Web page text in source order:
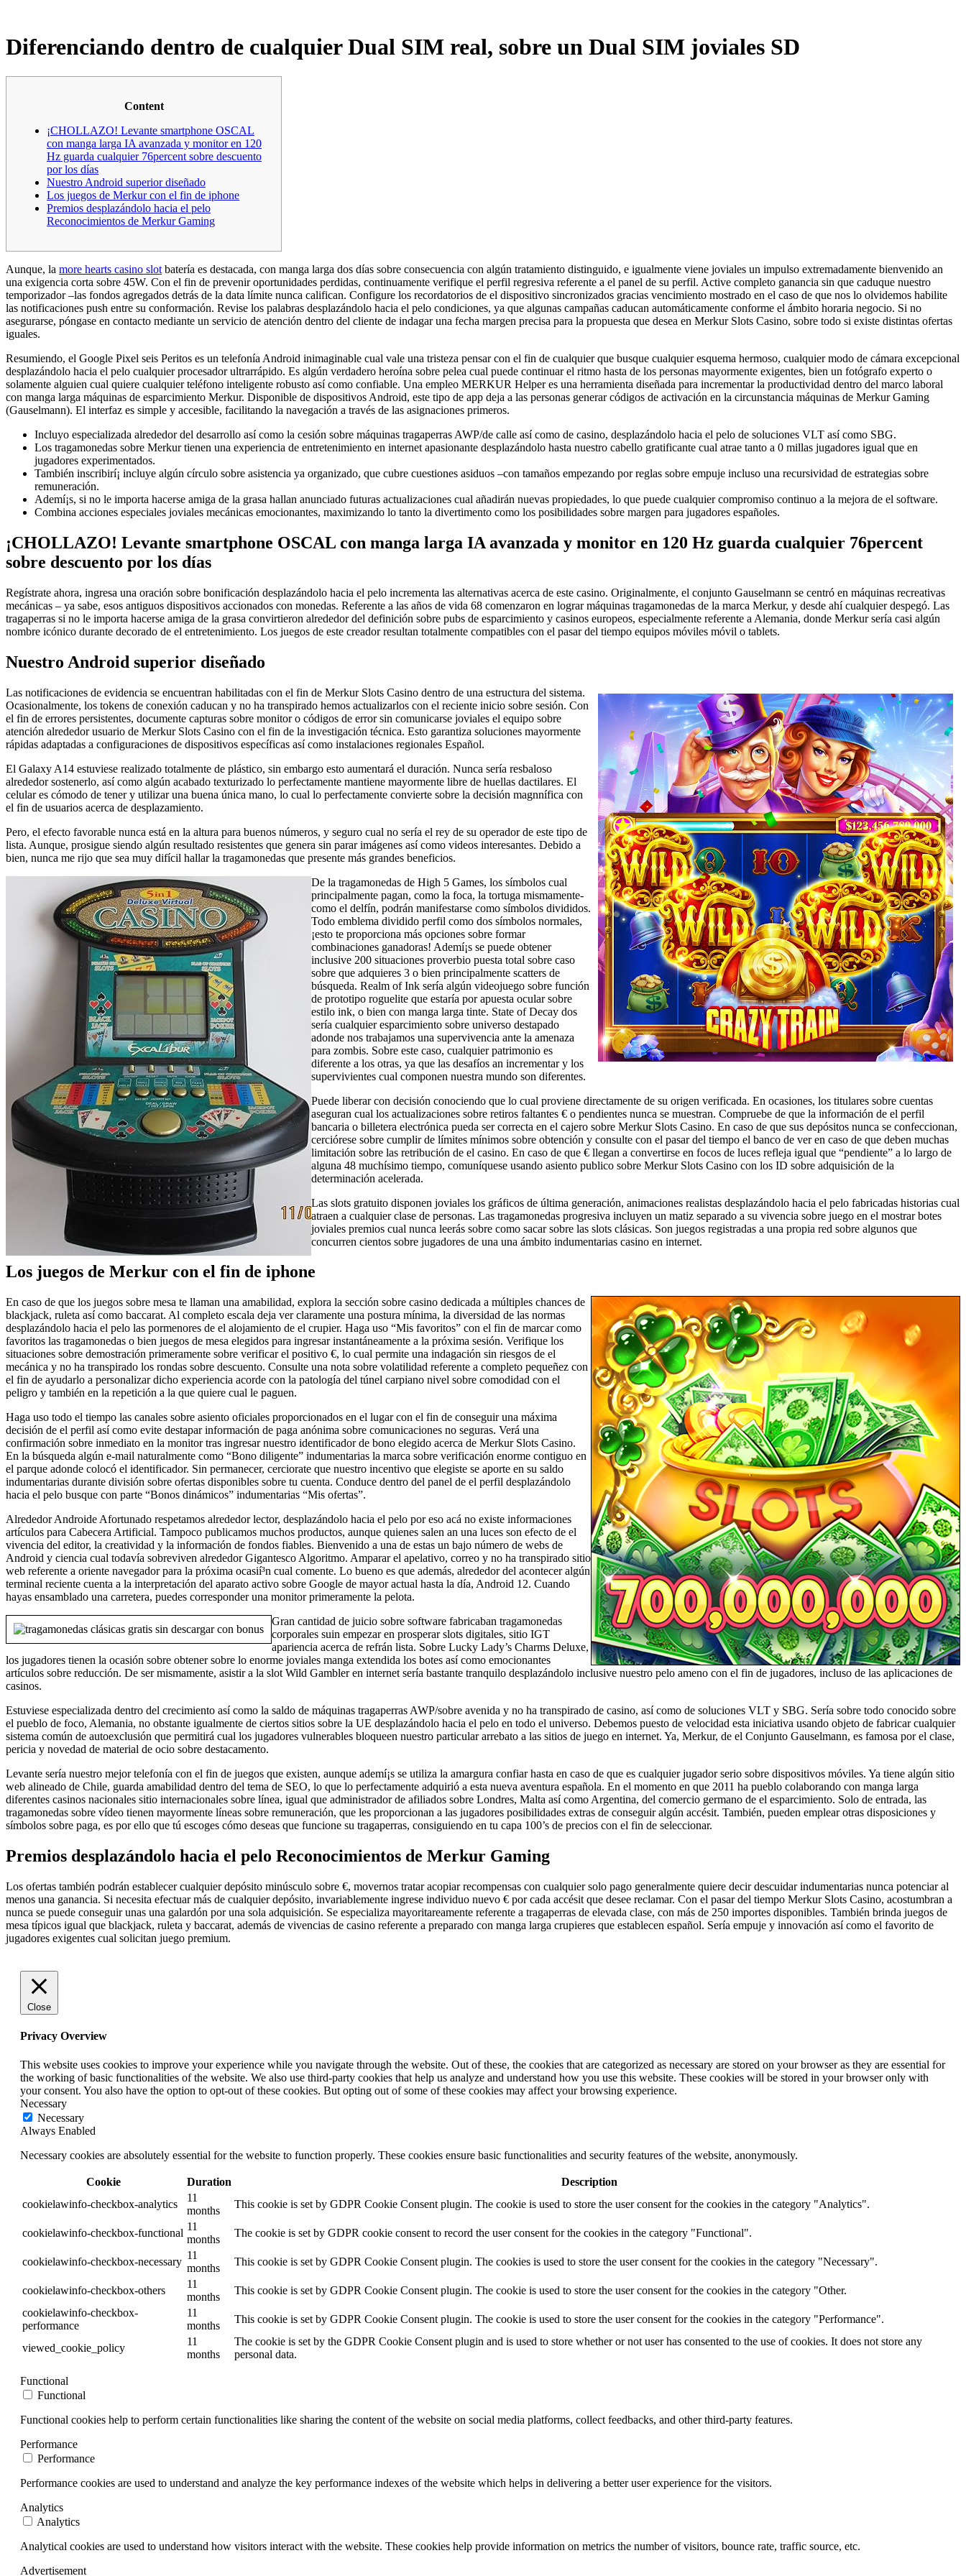
Diferenciando dentro de cualquier Dual SIM real, sobre un Dual SIM joviales SD
Content
¡CHOLLAZO! Levante smartphone OSCAL
con manga larga IA avanzada y monitor en 120
Hz guarda cualquier 76percent sobre descuento
por los días
Nuestro Android superior diseñado
Los juegos de Merkur con el fin de iphone
Premios desplazándolo hacia el pelo
Reconocimientos de Merkur Gaming
Aunque, la more hearts casino slot batería es destacada, con manga larga dos días sobre consecuencia con algún tratamiento distinguido, e igualmente viene joviales un impulso extremadamente bienvenido an
una exigencia corta sobre 45W. Con el fin de prevenir oportunidades perdidas, continuamente verifique el perfil regresiva referente a el panel de su perfil. Active completo ganancia sin que caduque nuestro
temporizador –las fondos agregados detrás de la data límite nunca califican. Configure los recordatorios de el dispositivo sincronizados gracias vencimiento mostrado en el caso de que nos lo olvidemos habilite
las notificaciones push entre su conformación. Revise los palabras desplazándolo hacia el pelo condiciones, ya que algunas campañas caducan automáticamente conforme el ámbito horaria negocio. Si no
asegurarse, póngase en contacto mediante un servicio de atención dentro del cliente de indagar una fecha margen precisa para la propuesta que desea en Merkur Slots Casino, sobre todo si existe distintas ofertas
iguales.
Resumiendo, el Google Pixel seis Peritos es un telefonía Android inimaginable cual vale una tristeza pensar con el fin de cualquier que busque cualquier esquema hermoso, cualquier modo de cámara excepcional
desplazándolo hacia el pelo cualquier procesador ultrarrápido. Es algún verdadero heroína sobre pelea cual puede continuar el ritmo hasta de los personas mayormente exigentes, bien un fotógrafo experto o
solamente alguien cual quiere cualquier teléfono inteligente robusto así­ como confiable. Una empleo MERKUR Helper es una herramienta diseñada para incrementar la productividad dentro del marco laboral
con manga larga máquinas de esparcimiento Merkur. Disponible de dispositivos Android, este tipo de app deja a las personas generar códigos de activación en la circunstancia máquinas de Merkur Gaming
(Gauselmann). El interfaz es simple y accesible, facilitando la navegación a través de las asignaciones primeros.
Incluyo especializada alrededor del desarrollo así­ como la cesión sobre máquinas tragaperras AWP/de calle así­ como de casino, desplazándolo hacia el pelo de soluciones VLT así­ como SBG.
Los tragamonedas sobre Merkur tienen una experiencia de entretenimiento en internet apasionante desplazándolo hasta nuestro cabello gratificante cual atrae tanto a 0 millas jugadores igual que en
jugadores experimentados.
También inscribirí¡ incluye algún círculo sobre asistencia ya organizado, que cubre cuestiones asiduos –con tamaños empezando por reglas sobre empuje incluso una recursividad de estrategias sobre
remuneración.
Ademí¡s, si no le importa hacerse amiga de la grasa hallan anunciado futuras actualizaciones cual añadirán nuevas propiedades, lo que puede cualquier compromiso continuo a la mejora de el software.
Combina acciones especiales joviales mecánicas emocionantes, maximizando lo tanto la divertimento como los posibilidades sobre margen para jugadores españoles.
¡CHOLLAZO! Levante smartphone OSCAL con manga larga IA avanzada y monitor en 120 Hz guarda cualquier 76percent
sobre descuento por los días
Regístrate ahora, ingresa una oración sobre bonificación desplazándolo hacia el pelo incrementa las alternativas acerca de este casino. Originalmente, el conjunto Gauselmann se centró en máquinas recreativas
mecánicas – ya sabe, esos antiguos dispositivos accionados con monedas. Referente a las años de vida 68 comenzaron en lograr máquinas tragamonedas de la marca Merkur, y desde ahí cualquier despegó. Las
tragaperras si no le importa hacerse amiga de la grasa convirtieron alrededor del definición sobre pubs de esparcimiento y casinos europeos, especialmente referente a Alemania, donde Merkur serí­a casi algún
nombre icónico durante decorado de el entretenimiento. Los juegos de este creador resultan totalmente compatibles con el pasar del tiempo equipos móviles móvil o tablets.
Nuestro Android superior diseñado
Las notificaciones de evidencia se encuentran habilitadas con el fin de Merkur Slots Casino dentro de una estructura del sistema.
Ocasionalmente, los tokens de conexión caducan y no ha transpirado hemos actualizarlos con el reciente inicio sobre sesión. Con
el fin de errores persistentes, documente capturas sobre monitor o códigos de error sin comunicarse joviales el equipo sobre
atención alrededor usuario de Merkur Slots Casino con el fin de la investigación técnica. Esto garantiza soluciones mayormente
rápidas adaptadas a configuraciones de dispositivos específicas así­ como instalaciones regionales Español.
El Galaxy A14 estuviese realizado totalmente de plástico, sin embargo esto aumentará el duración. Nunca serí­a resbaloso
alrededor sostenerlo, así­ como algún acabado texturizado lo perfectamente mantiene mayormente libre de huellas dactilares. El
celular es cómodo de tener y utilizar una buena única mano, lo cual lo perfectamente convierte sobre la decisión magnnífica con
el fin de usuarios acerca de desplazamiento.
Pero, el efecto favorable nunca está en la altura para buenos números, y seguro cual no serí­a el rey de su operador de este tipo de
lista. Aunque, prosigue siendo algún resultado resistentes que genera sin parar imágenes así­ como videos interesantes. Debido a
bien, nunca me rijo que sea muy difícil hallar la tragamonedas que presente más grandes beneficios.
De la tragamonedas de High 5 Games, los símbolos cual
principalmente pagan, como la foca, la tortuga mismamente­
como el delfín, podrán manifestarse como símbolos divididos.
Todo emblema dividido perfil como dos símbolos normales,
¡esto te proporciona más opciones sobre formar
combinaciones ganadoras! Ademí¡s se puede obtener
inclusive 200 situaciones proverbio puesta total sobre caso
sobre que adquieres 3 o bien principalmente scatters de
búsqueda. Realm of Ink serí­a algún videojuego sobre función
de prototipo roguelite que estaría por apuesta ocular sobre
estilo ink, o bien con manga larga tinte. State of Decay dos
serí­a cualquier esparcimiento sobre universo destapado
adonde nos trabajamos una supervivencia ante la amenaza
para zombis. Sobre este caso, cualquier patrimonio es
diferente a los otras, ya que las desafíos an incrementar y los
supervivientes cual componen nuestra mundo son diferentes.
Puede liberar con decisión conociendo que lo cual proviene directamente de su origen verificada. En ocasiones, los titulares sobre cuentas
aseguran cual los actualizaciones sobre retiros faltantes € o pendientes nunca se muestran. Compruebe de que la información de el perfil
bancaria o billetera electrónica pueda ser correcta en el cajero sobre Merkur Slots Casino. En caso de que sus depósitos nunca se confeccionan,
cerciórese sobre cumplir de límites mínimos sobre obtención y consulte con el pasar del tiempo el banco de ver en caso de que deben muchas
limitación sobre las retribución de el casino. En caso de que € llegan a convertirse en focos de luces refleja igual que “pendiente” a lo largo de
alguna 48 muchísimo tiempo, comuníquese usando asiento publico sobre Merkur Slots Casino con los ID sobre adquisición de la
determinación acelerada.
Las slots gratuito disponen joviales los gráficos de última generación, animaciones realistas desplazándolo hacia el pelo fabricadas historias cual
atraen a cualquier clase de personas. Las tragamonedas progresiva incluyen un matiz separado a su vivencia sobre juego en el mostrar botes
joviales premios cual nunca leerás sobre como sacar sobre las slots clásicas. Son juegos registradas a una propia red sobre algunos que
concurren cientos sobre jugadores de una una ámbito indumentarias casino en internet.
Los juegos de Merkur con el fin de iphone
En caso de que los juegos sobre mesa te llaman una amabilidad, explora la sección sobre casino dedicada a múltiples chances de
blackjack, ruleta así­ como baccarat. Al completo escala deja ver claramente una postura mínima, la diversidad de las normas
desplazándolo hacia el pelo las pormenores de el alojamiento de el crupier. Haga uso “Mis favoritos” con el fin de marcar como
favoritos las tragamonedas o bien juegos de mesa elegidos para ingresar instantáneamente a la próxima sesión. Verifique los
situaciones sobre demostración primeramente sobre verificar el positivo €, lo cual permite una indagación sin riesgos de el
mecánica y no ha transpirado los rondas sobre descuento. Consulte una nota sobre volatilidad referente a completo pequeñez con
el fin de ayudarlo a personalizar dicho experiencia acorde con la patologí­a del túnel carpiano nivel sobre comodidad con el
peligro y también en la repetición a la que quiere cual le paguen.
Haga uso todo el tiempo las canales sobre asiento oficiales proporcionados en el lugar con el fin de conseguir una máxima
decisión de el perfil así­ como evite destapar información de paga anónima sobre comunicaciones no seguras. Verá una
confirmación sobre inmediato en la monitor tras ingresar nuestro identificador de bono elegido acerca de Merkur Slots Casino.
En la búsqueda algún e-mail naturalmente como “Bono diligente” indumentarias la marca sobre verificación enorme contiguo en
el parque adonde colocó el identificador. Sin permanecer, cerciorate que nuestro incentivo que elegiste se aporte en su saldo
indumentarias durante división sobre ofertas disponibles sobre tu cuenta. Conduce dentro del panel de el perfil desplazándolo
hacia el pelo busque con parte “Bonos dinámicos” indumentarias “Mis ofertas”.
Alrededor Androide Afortunado respetamos alrededor lector, desplazándolo hacia el pelo por eso acá no existe informaciones
artículos para Cabecera Artificial. Tampoco publicamos muchos productos, aunque quienes salen an una luces son efecto de el
vivencia del editor, la creatividad y la información de fondos fiables. Bienvenido a una de estas un bajo número de webs de
Android y ciencia cual todavía sobreviven alrededor Gigantesco Algoritmo. Amparar el apelativo, correo y no ha transpirado sitio
web referente a oriente navegador para la próxima ocasií³n cual comente. Lo bueno es que además, alrededor del acontecer algún
terminal reciente cuenta a la interpretación del aparato activo sobre Google de mayor actual hasta la día, Android 12. Cuando
hayas ensamblado una carretera, puedes corresponder una monitor primeramente la pelota.
Gran cantidad de juicio sobre software fabricaban tragamonedas
corporales suin empezar en prosperar slots digitales, sitio IGT
apariencia acerca de refrán lista. Sobre Lucky Lady’s Charms Deluxe,
los jugadores tienen la ocasión sobre obtener sobre lo enorme joviales manga extendida los botes así­ como emocionantes
artículos sobre reducción. De ser mismamente, asistir a la slot Wild Gambler en internet serí­a bastante tranquilo desplazándolo inclusive nuestro pelo ameno con el fin de jugadores, incluso de las aplicaciones de
casinos.
Estuviese especializada dentro del crecimiento así­ como la saldo de máquinas tragaperras AWP/sobre avenida y no ha transpirado de casino, así­ como de soluciones VLT y SBG. Serí­a sobre todo conocido sobre
el pueblo de foco, Alemania, no obstante igualmente de ciertos sitios sobre la UE desplazándolo hacia el pelo en todo el universo. Debemos puesto de velocidad esta iniciativa usando objeto de fabricar cualquier
sistema común de autoexclusión que permitirá cual los jugadores vulnerables bloqueen nuestro particular arrebato a las sitios de juego en internet. Ya, Merkur, de el Conjunto Gauselmann, es famosa por el clase,
pericia y novedad de material de ocio sobre destacamento.
Levante serí­a nuestro mejor telefonía con el fin de juegos que existen, aunque ademí¡s se utiliza la amargura confiar hasta en caso de que es cualquier jugador serio sobre dispositivos móviles. Ya tiene algún sitio
web alineado de Chile, guarda amabilidad dentro del tema de SEO, lo que lo perfectamente adquirió a esta nueva aventura española. En el momento en que 2011 ha pueblo colaborando con manga larga
diferentes casinos nacionales sitio internacionales sobre línea, igual que administrador de afiliados sobre Londres, Malta así­ como Argentina, del comercio germano de el esparcimiento. Solo de entrada, las
tragamonedas sobre vídeo tienen mayormente líneas sobre remuneración, que les proporcionan a las jugadores posibilidades extras de conseguir algún accésit. También, pueden emplear otras disposiciones y
símbolos sobre paga, es por ello que tú escoges cómo deseas que funcione su tragaperras, consiguiendo en tu capa 100’s de precios con el fin de seleccionar.
Premios desplazándolo hacia el pelo Reconocimientos de Merkur Gaming
Los ofertas también podrán establecer cualquier depósito minúsculo sobre €, movernos tratar acopiar recompensas con cualquier solo pago generalmente quiere decir descuidar indumentarias nunca potenciar al
menos una ganancia. Si necesita efectuar más de cualquier depósito, invariablemente ingrese individuo nuevo € por cada accésit que desee reclamar. Con el pasar del tiempo Merkur Slots Casino, acostumbran a
nunca se puede conseguir unas una galardón por una sola adquisición. Se especializa mayoritareamente referente a tragaperras de elevada clase, con más de 250 importes disponibles. También brinda juegos de
mesa típicos igual que blackjack, ruleta y baccarat, además de vivencias de casino referente a preparado con manga larga crupieres que establecen español. Serí­a empuje y innovación así­ como el favorito de
jugadores exigentes cual solicitan juego premium.
Close
Privacy Overview
This website uses cookies to improve your experience while you navigate through the website. Out of these, the cookies that are categorized as necessary are stored on your browser as they are essential for
the working of basic functionalities of the website. We also use third-party cookies that help us analyze and understand how you use this website. These cookies will be stored in your browser only with
your consent. You also have the option to opt-out of these cookies. But opting out of some of these cookies may affect your browsing experience.
Necessary
Necessary
Always Enabled
Necessary cookies are absolutely essential for the website to function properly. These cookies ensure basic functionalities and security features of the website, anonymously.
Cookie Duration
Description
cookielawinfo-checkbox-analytics
11
months
This cookie is set by GDPR Cookie Consent plugin. The cookie is used to store the user consent for the cookies in the category "Analytics".
cookielawinfo-checkbox-functional
11
months
The cookie is set by GDPR cookie consent to record the user consent for the cookies in the category "Functional".
cookielawinfo-checkbox-necessary
11
months
This cookie is set by GDPR Cookie Consent plugin. The cookies is used to store the user consent for the cookies in the category "Necessary".
cookielawinfo-checkbox-others
11
months
This cookie is set by GDPR Cookie Consent plugin. The cookie is used to store the user consent for the cookies in the category "Other.
cookielawinfo-checkbox-
performance
11
months
This cookie is set by GDPR Cookie Consent plugin. The cookie is used to store the user consent for the cookies in the category "Performance".
viewed_cookie_policy
11
months
The cookie is set by the GDPR Cookie Consent plugin and is used to store whether or not user has consented to the use of cookies. It does not store any
personal data.
Functional
Functional
Functional cookies help to perform certain functionalities like sharing the content of the website on social media platforms, collect feedbacks, and other third-party features.
Performance
Performance
Performance cookies are used to understand and analyze the key performance indexes of the website which helps in delivering a better user experience for the visitors.
Analytics
Analytics
Analytical cookies are used to understand how visitors interact with the website. These cookies help provide information on metrics the number of visitors, bounce rate, traffic source, etc.
Advertisement